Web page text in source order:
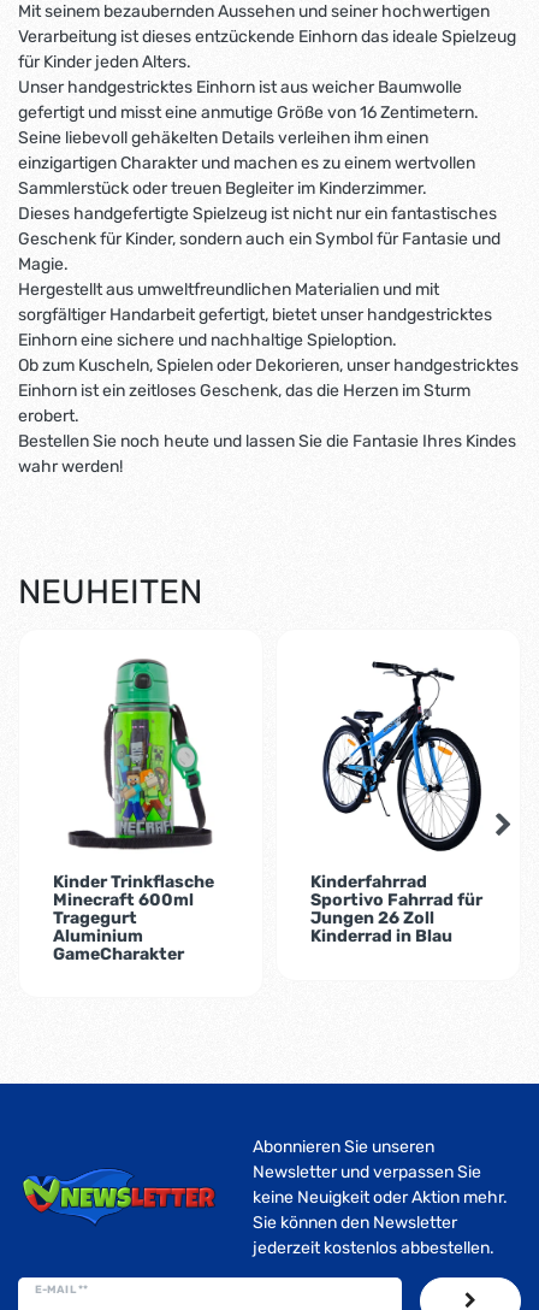
Mit seinem bezaubernden Aussehen und seiner hochwertigen
Verarbeitung ist dieses entzückende Einhorn das ideale Spielzeug
für Kinder jeden Alters.
Unser handgestricktes Einhorn ist aus weicher Baumwolle
gefertigt und misst eine anmutige Größe von 16 Zentimetern.
Seine liebevoll gehäkelten Details verleihen ihm einen
einzigartigen Charakter und machen es zu einem wertvollen
Sammlerstück oder treuen Begleiter im Kinderzimmer.
Dieses handgefertigte Spielzeug ist nicht nur ein fantastisches
Geschenk für Kinder, sondern auch ein Symbol für Fantasie und
Magie.
Hergestellt aus umweltfreundlichen Materialien und mit
sorgfältiger Handarbeit gefertigt, bietet unser handgestricktes
Einhorn eine sichere und nachhaltige Spieloption.
Ob zum Kuscheln, Spielen oder Dekorieren, unser handgestricktes
Einhorn ist ein zeitloses Geschenk, das die Herzen im Sturm
erobert.
Bestellen Sie noch heute und lassen Sie die Fantasie Ihres Kindes
wahr werden!
NEUHEITEN
Kinder Trinkflasche
Minecraft 600ml
Tragegurt
Aluminium
GameCharakter
Kinderfahrrad
Sportivo Fahrrad für
Jungen 26 Zoll
Kinderrad in Blau
Abonnieren Sie unseren
Newsletter und verpassen Sie
keine Neuigkeit oder Aktion mehr.
Sie können den Newsletter
jederzeit kostenlos abbestellen.
E-MAIL **